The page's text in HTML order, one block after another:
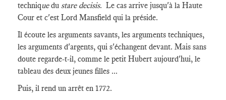
techniquedu stare decisis. Le cas arrive jusqu'à la Haute
Cour et c'est Lord Mansfield qui la préside.
Il écoute les arguments savants, les arguments techniques,
les arguments d'argents, qui s'échangent devant. Mais sans
doute regarde-t-il, comme le petit Hubert aujourd'hui, le
tableau des deux jeunes filles ...
Puis, il rend un arrêt en 1772.